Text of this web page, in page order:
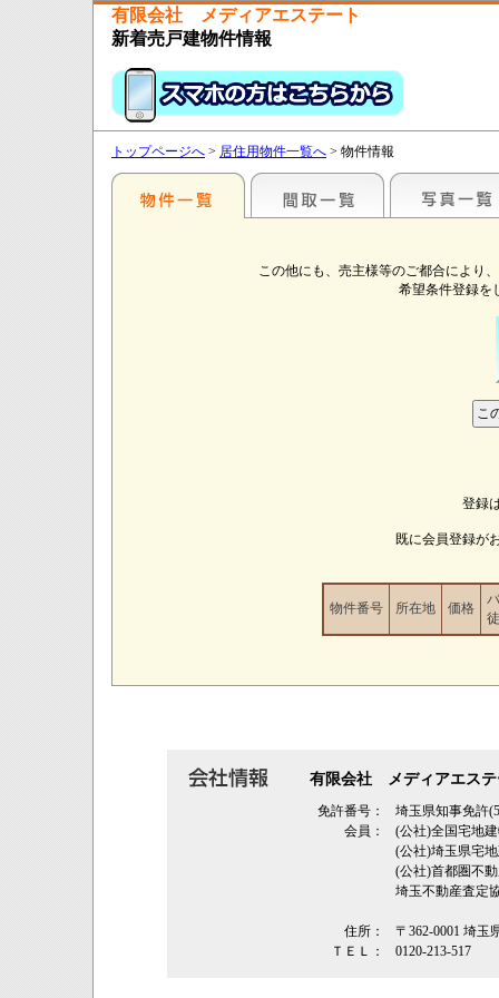
有限会社 メディアエステート
新着売戸建物件情報
トップページへ > 居住用物件一覧へ > 物件情報
この他にも、売主様等のご都合により
希望条件登録を
登録
既に会員登録が
物件番号 所在地 価格
有限会社 メディアエステ
免許番号：
埼玉県知事免許
会員：
(公社)全国宅地
(公社)埼玉県宅
(公社)首都圏不
埼玉不動産査定
住所：
〒362‐0001 埼玉
ＴＥＬ：
0120-213-517